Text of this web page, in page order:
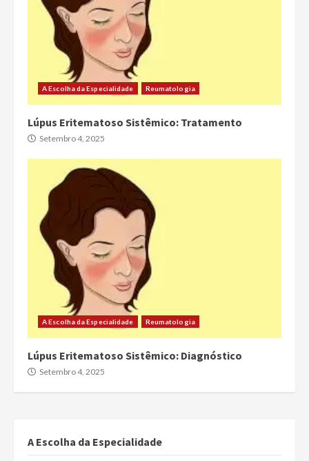
A Escolha da Especialidade Reumatologia
Lúpus Eritematoso Sistêmico: Tratamento
Setembro 4, 2025
A Escolha da Especialidade Reumatologia
Lúpus Eritematoso Sistêmico: Diagnóstico
Setembro 4, 2025
A Escolha da Especialidade